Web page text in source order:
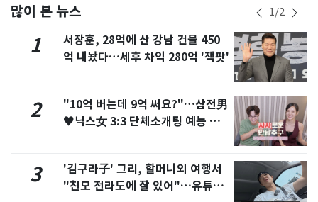
많이 본 뉴스 1/2
1
서장훈, 28억에 산 강남 건물 450
억 내놨다…세후 차익 280억 '잭팟'
2
"10억 버는데 9억 써요?"…삼전男
♥닉스女 3:3 단체소개팅 예능 화
3
'김구라子' 그리, 할머니외 여행서
"친모 전라도에 잘 있어"…유튜브